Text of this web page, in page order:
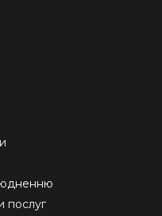
послуг